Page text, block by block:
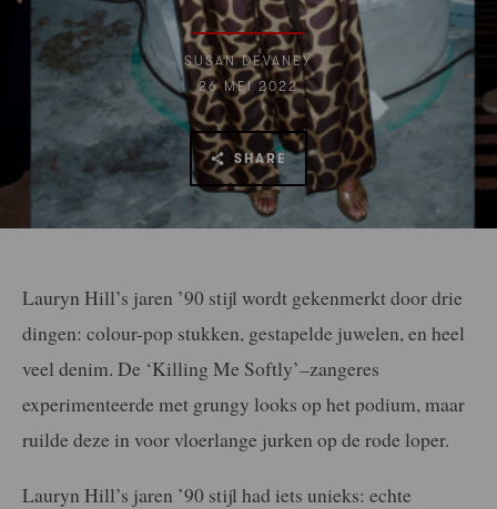
SUSAN DEVANEY
26 MEI 2022
SHARE
Lauryn Hill’s jaren ’90 stijl wordt gekenmerkt door drie
dingen: colour-pop stukken, gestapelde juwelen, en heel
veel denim. De ‘Killing Me Softly’–zangeres
experimenteerde met grungy looks op het podium, maar
ruilde deze in voor vloerlange jurken op de rode loper.
Lauryn Hill’s jaren ’90 stijl had iets unieks: echte